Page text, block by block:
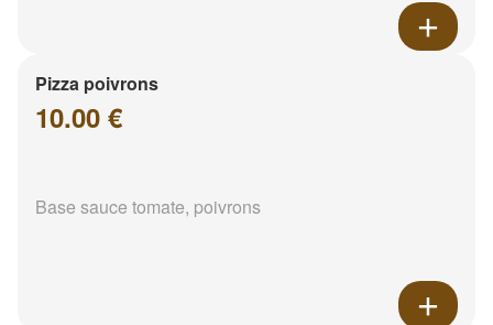
Pizza poivrons
10.00 €
Base sauce tomate, poivrons